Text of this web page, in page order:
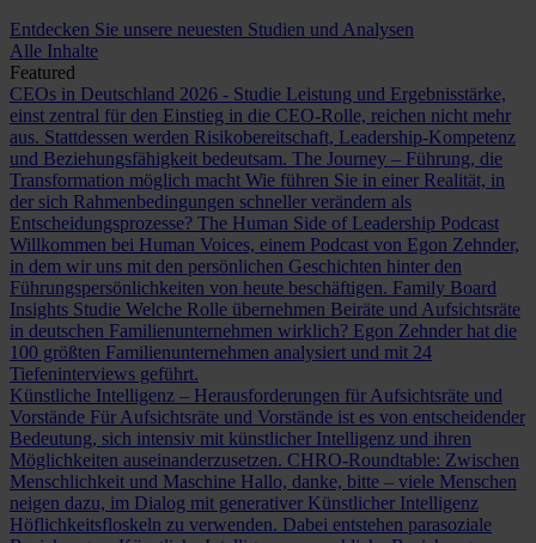
Entdecken Sie unsere neuesten Studien und Analysen
Alle Inhalte
Featured
CEOs in Deutschland 2026 - Studie Leistung und Ergebnisstärke,
einst zentral für den Einstieg in die CEO-Rolle, reichen nicht mehr
aus. Stattdessen werden Risikobereitschaft, Leadership-Kompetenz
und Beziehungsfähigkeit bedeutsam. The Journey – Führung, die
Transformation möglich macht Wie führen Sie in einer Realität, in
der sich Rahmenbedingungen schneller verändern als
Entscheidungsprozesse? The Human Side of Leadership Podcast
Willkommen bei Human Voices, einem Podcast von Egon Zehnder,
in dem wir uns mit den persönlichen Geschichten hinter den
Führungspersönlichkeiten von heute beschäftigen. Family Board
Insights Studie Welche Rolle übernehmen Beiräte und Aufsichtsräte
in deutschen Familienunternehmen wirklich? Egon Zehnder hat die
100 größten Familienunternehmen analysiert und mit 24
Tiefeninterviews geführt.
Künstliche Intelligenz – Herausforderungen für Aufsichtsräte und
Vorstände Für Aufsichtsräte und Vorstände ist es von entscheidender
Bedeutung, sich intensiv mit künstlicher Intelligenz und ihren
Möglichkeiten auseinanderzusetzen. CHRO-Roundtable: Zwischen
Menschlichkeit und Maschine Hallo, danke, bitte – viele Menschen
neigen dazu, im Dialog mit generativer Künstlicher Intelligenz
Höflichkeitsfloskeln zu verwenden. Dabei entstehen parasoziale